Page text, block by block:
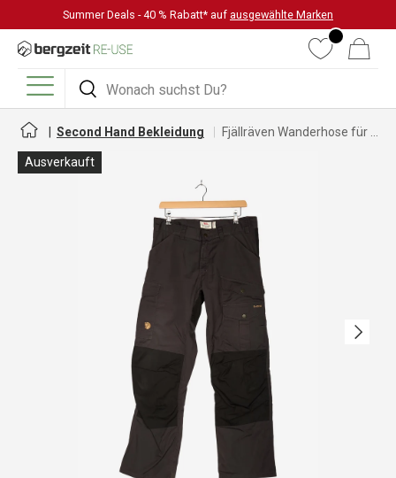
DIREKT ZUM INHALT
Summer Deals - 40 % Rabatt* auf ausgewählte Marken
Suchen
Suchen
WunschlisteWarenkorb
Menü
Second Hand Bekleidung
Ausverkauft
Nächste